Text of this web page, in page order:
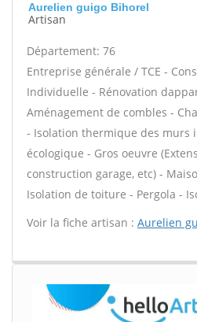
Aurelien guigo Bihorel
Artisan
Département: 76
Entreprise générale / TCE -
Individuelle - Rénovation
Aménagement de combles -
- Isolation thermique des murs
écologique - Gros oeuvre
construction garage, etc) -
Isolation de toiture - Pergola -
Voir la fiche artisan : Aurelien